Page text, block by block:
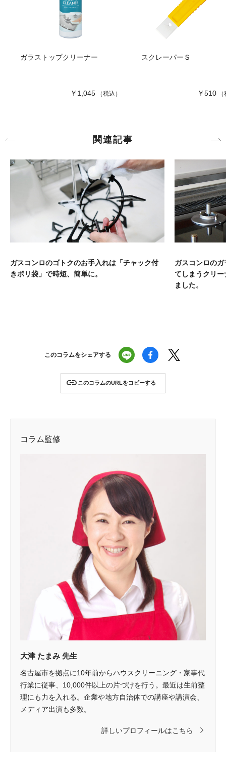
ガラストップクリーナー
￥1,045 （税込）
スクレーパーＳ
￥510
関連記事
ガスコンロのゴトクのお手入れは「チャック付
きポリ袋」で時短、簡単に。
ガスコンロの
てしまうクリ
ました。
このコラムをシェアする
このコラムのURLをコピーする
コラム監修
大津 たまみ 先生
名古屋市を拠点に10年前からハウスクリーニング・家事代
行業に従事、10,000件以上の片づけを行う。最近は生前整
理にも力を入れる。企業や地方自治体での講座や講演会、
メディア出演も多数。
詳しいプロフィールはこちら